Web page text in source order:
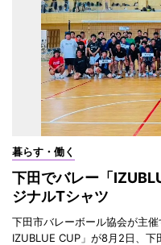
暮らす・働く
下田でバレー「
ジナルTシャツ
下田市バレーボール協会が主
IZUBLUE CUP」が8月2日、